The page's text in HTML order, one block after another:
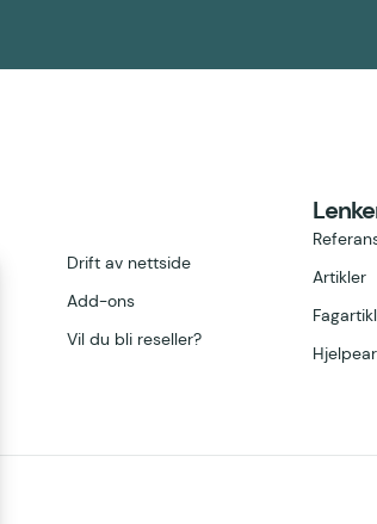
Drift av nettside
Add-ons
Vil du bli reseller?
Artikler